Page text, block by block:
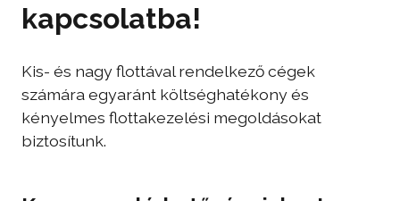
kapcsolatba!
Kis- és nagy flottával rendelkező cégek
számára egyaránt költséghatékony és
kényelmes flottakezelési megoldásokat
biztosítunk.